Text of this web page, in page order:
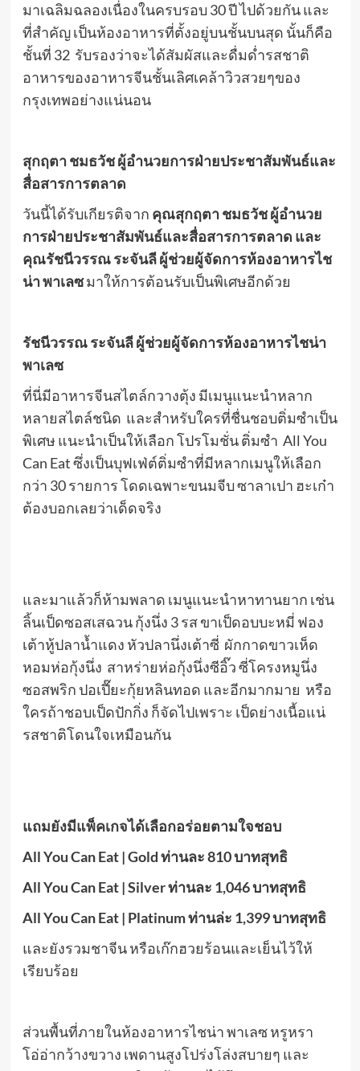
มาเฉลิมฉลองเนื่องในครบรอบ 30 ปี ไปด้วยกัน และ
ที่สำคัญ เป็นห้องอาหารที่ตั้งอยู่บนชั้นบนสุด นั้นก็คือ
ชั้นที่ 32 รับรองว่าจะได้สัมผัสและดื่มด่ำรสชาติ
อาหารของอาหารจีนชั้นเลิศเคล้าวิวสวยๆของ
กรุงเทพอย่างแน่นอน
สุกฤตา ชมธวัช ผู้อำนวยการฝ่ายประชาสัมพันธ์และ
สื่อสารการตลาด
วันนี้ได้รับเกียรติจาก คุณสุกฤตา ชมธวัช ผู้อำนวย
การฝ่ายประชาสัมพันธ์และสื่อสารการตลาด และ
คุณรัชนีวรรณ ระจันลี ผู้ช่วยผู้จัดการห้องอาหารไช
น่า พาเลซมาให้การต้อนรับเป็นพิเศษอีกด้วย
รัชนีวรรณ ระจันลี ผู้ช่วยผู้จัดการห้องอาหารไชน่า
พาเลซ
ที่นี่มีอาหารจีนสไตล์กวางตุ้ง มีเมนูแนะนำหลาก
หลายสไตล์ชนิด และสำหรับใครที่ชื่นชอบติ่มซำเป็น
พิเศษ แนะนำเป็นให้เลือก โปรโมชั่น ติ่มซำ All You
Can Eat ซึ่งเป็นบุฟเฟ่ต์ติ่มซำที่มีหลากเมนูให้เลือก
กว่า 30 รายการ โดดเฉพาะขนมจีบ ซาลาเปา ฮะเก๋า
ต้องบอกเลยว่าเด็ดจริง
และมาแล้วก็ห้ามพลาด เมนูแนะนำหาทานยาก เช่น
ลิ้นเป็ดซอสเสฉวน กุ้งนึ่ง 3 รส ขาเป็ดอบบะหมี่ ฟอง
เต้าหู้ปลาน้ำแดง หัวปลานึ่งเต้าซี่ ผักกาดขาวเห็ด
หอมห่อกุ้งนึ่ง สาหร่ายห่อกุ้งนึ่งซีอิ๊ว ซี่โครงหมูนึ่ง
ซอสพริก ปอเปี๊ยะกุ้ยหลินทอด และอีกมากมาย หรือ
ใครถ้าชอบเป็ดปักกิ่ง ก็จัดไปเพราะ เป็ดย่างเนื้อแน่
รสชาติโดนใจเหมือนกัน
แถมยังมีแพ็คเกจได้เลือกอร่อยตามใจชอบ
All You Can Eat | Gold ท่านละ 810 บาทสุทธิ
All You Can Eat | Silver ท่านละ 1,046 บาทสุทธิ
All You Can Eat | Platinum ท่านล่ะ 1,399 บาทสุทธิ
และยังรวมชาจีน หรือเก๊กฮวยร้อนและเย็นไว้ให้
เรียบร้อย
ส่วนพื้นที่ภายในห้องอาหารไชน่า พาเลซ หรูหรา
โอ่อ่ากว้างขวาง เพดานสูงโปร่งโล่งสบายๆ และ